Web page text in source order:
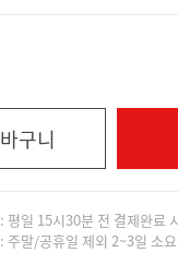
구니
평일 15시30분 전 결제완료
주말/공휴일 제외 2~3일 소요